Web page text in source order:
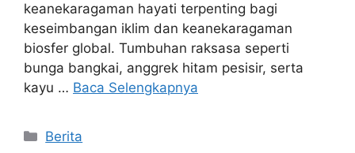
keanekaragaman hayati terpenting bagi
keseimbangan iklim dan keanekaragaman
biosfer global. Tumbuhan raksasa seperti
bunga bangkai, anggrek hitam pesisir, serta
kayu … Baca Selengkapnya
Kategori
Berita